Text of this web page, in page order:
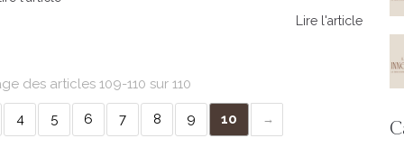
Lire l'article
des articles 109-110 sur 110
4 5 6 7 8 9 10